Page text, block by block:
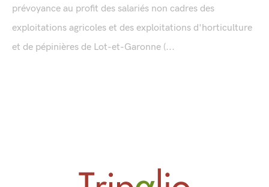
prévoyance au profit des salariés non cadres des
exploitations agricoles et des exploitations d'horticulture
et de pépinières de Lot-et-Garonne (...